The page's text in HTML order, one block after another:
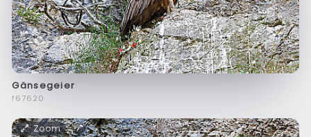
Gänsegeier
f67620
Zoom